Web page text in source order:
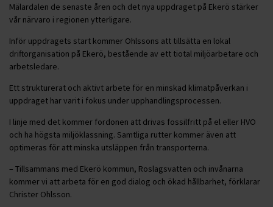
Mälardalen de senaste åren och det nya uppdraget på Ekerö stärker
vår närvaro i regionen ytterligare.
Inför uppdragets start kommer Ohlssons att tillsätta en lokal
driftorganisation på Ekerö, bestående av ett tiotal miljöarbetare och
arbetsledare.
Ett strukturerat och aktivt arbete för en minskad klimatpåverkan i
uppdraget har varit i fokus under upphandlingsprocessen.
I linje med det kommer fordonen att drivas fossilfritt på el eller HVO
och ha högsta miljöklassning. Samtliga rutter kommer även att
optimeras för att minska utsläppen från transporterna.
– Tillsammans med Ekerö kommun, Roslagsvatten och invånarna
kommer vi att arbeta för en god dialog och ökad hållbarhet, förklarar
Christer Ohlsson.